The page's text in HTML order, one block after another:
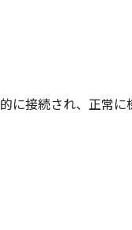
に接続され、正常